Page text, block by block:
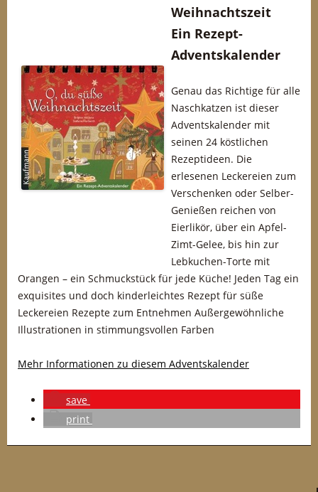
Weihnachtszeit
Ein Rezept-
Adventskalender
Genau das Richtige für alle
Naschkatzen ist dieser
Adventskalender mit
seinen 24 köstlichen
Rezeptideen. Die
erlesenen Leckereien zum
Verschenken oder Selber-
Genießen reichen von
Eierlikör, über ein Apfel-
Zimt-Gelee, bis hin zur
Lebkuchen-Torte mit
Orangen – ein Schmuckstück für jede Küche! Jeden Tag ein
exquisites und doch kinderleichtes Rezept für süße
Leckereien Rezepte zum Entnehmen Außergewöhnliche
Illustrationen in stimmungsvollen Farben
Mehr Informationen zu diesem Adventskalender
save
print